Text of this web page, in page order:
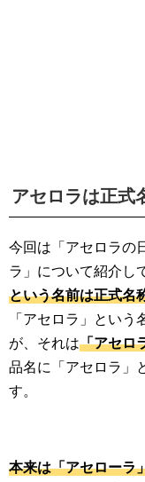
アセロラは正式
今回は「アセロラの
ラ」について紹介し
という名前は正式名
「アセロラ」とい
が、それは「アセロ
品名に「アセロラ」
す。
本来は「アセローラ